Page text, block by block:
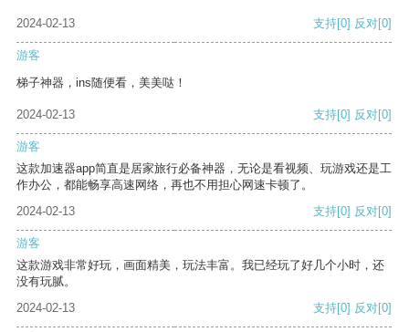
2024-02-13 支持[0] 反对[0]
游客
梯子神器，ins随便看，美美哒！
2024-02-13 支持[0] 反对[0]
游客
这款加速器app简直是居家旅行必备神器，无论是看视频、玩游戏还是工
作办公，都能畅享高速网络，再也不用担心网速卡顿了。
2024-02-13
支持[0] 反对[0]
游客
这款游戏非常好玩，画面精美，玩法丰富。我已经玩了好几个小时，还
没有玩腻。
2024-02-13
支持[0] 反对[0]